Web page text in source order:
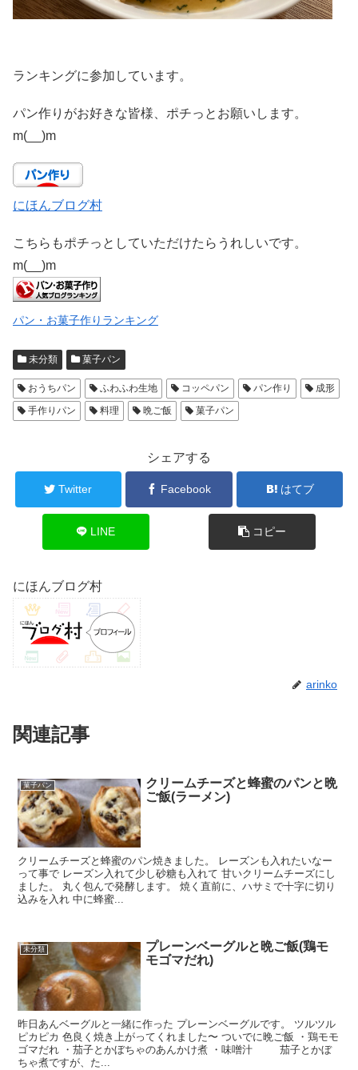
ランキングに参加しています。
パン作りがお好きな皆様、ポチっとお願いします。
m(__)m
にほんブログ村
こちらもポチっとしていただけたらうれしいです。
m(__)m
パン・お菓子作りランキング
未分類 菓子パン
おうちパン ふわふわ生地 コッペパン パン作り
成形
手作りパン
料理 晩ご飯 菓子パン
シェアする
Twitter Facebook はてブ
LINE コピー
にほんブログ村
arinko
関連記事
菓子パン
クリームチーズと蜂蜜のパンと晩
ご飯(ラーメン)
クリームチーズと蜂蜜のパン焼きました。 レーズンも入れたいなー
って事で レーズン入れて少し砂糖も入れて 甘いクリームチーズにし
ました。 丸く包んで発酵します。 焼く直前に、ハサミで十字に切り
込みを入れ 中に蜂蜜...
未分類
プレーンベーグルと晩ご飯(鶏モ
モゴマだれ)
昨日あんベーグルと一緒に作った プレーンベーグルです。 ツルツル
ピカピカ 色良く焼き上がってくれました〜 ついでに晩ご飯 ・鶏モモ
ゴマだれ ・茄子とかぼちゃのあんかけ煮 ・味噌汁 茄子とかぼ
ちゃ煮ですが、た...